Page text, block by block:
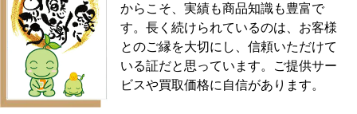
からこそ、実績も商品知識も豊富で
す。長く続けられているのは、お客様
とのご縁を大切にし、信頼いただけて
いる証だと思っています。ご提供サー
ビスや買取価格に自信があります。